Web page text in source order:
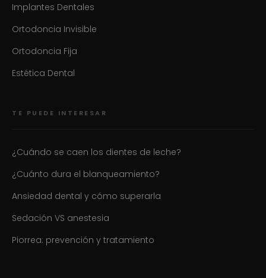
Implantes Dentales
Ortodoncia Invisible
Ortodoncia Fija
Estética Dental
TE PUEDE INTERESAR
¿Cuándo se caen los dientes de leche?
¿Cuánto dura el blanqueamiento?
Ansiedad dental y cómo superarla
Sedación VS anestesia
Piorrea: prevención y tratamiento